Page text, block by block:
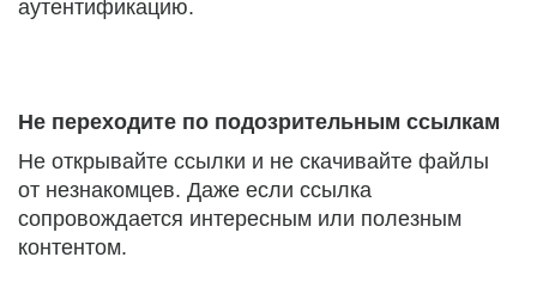
аутентификацию.
Не переходите по подозрительным ссылкам
Не открывайте ссылки и не скачивайте файлы
от незнакомцев. Даже если ссылка
сопровождается интересным или полезным
контентом.